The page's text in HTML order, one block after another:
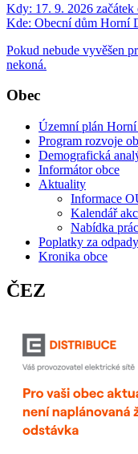
Kdy: 17. 9. 2026
Kde: Obecní dům Horní
Pokud nebude vyvěšen
nekoná.
Obec
Územní plán
Program rozvoje
Demografická
Informátor obce
Aktuality
Informace
Kalendář
Nabídka
Poplatky za odpady
Kronika obce
ČEZ